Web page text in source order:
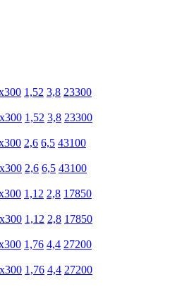
1,52 3,8 23300
1,52 3,8 23300
2,6 6,5 43100
2,6 6,5 43100
1,12 2,8 17850
1,12 2,8 17850
1,76 4,4 27200
1,76 4,4 27200